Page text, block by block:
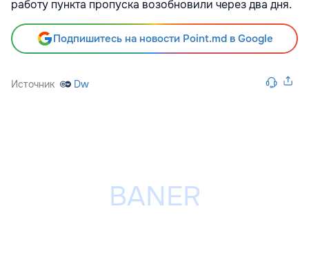
работу пункта пропуска возобновили через два дня.
Подпишитесь на новости Point.md в Google
Источник Dw